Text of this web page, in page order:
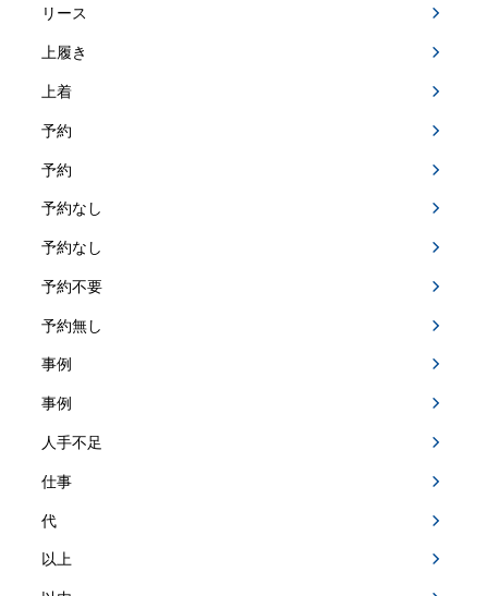
リース
上履き
上着
予約
予約
予約なし
予約なし
予約不要
予約無し
事例
事例
人手不足
仕事
代
以上